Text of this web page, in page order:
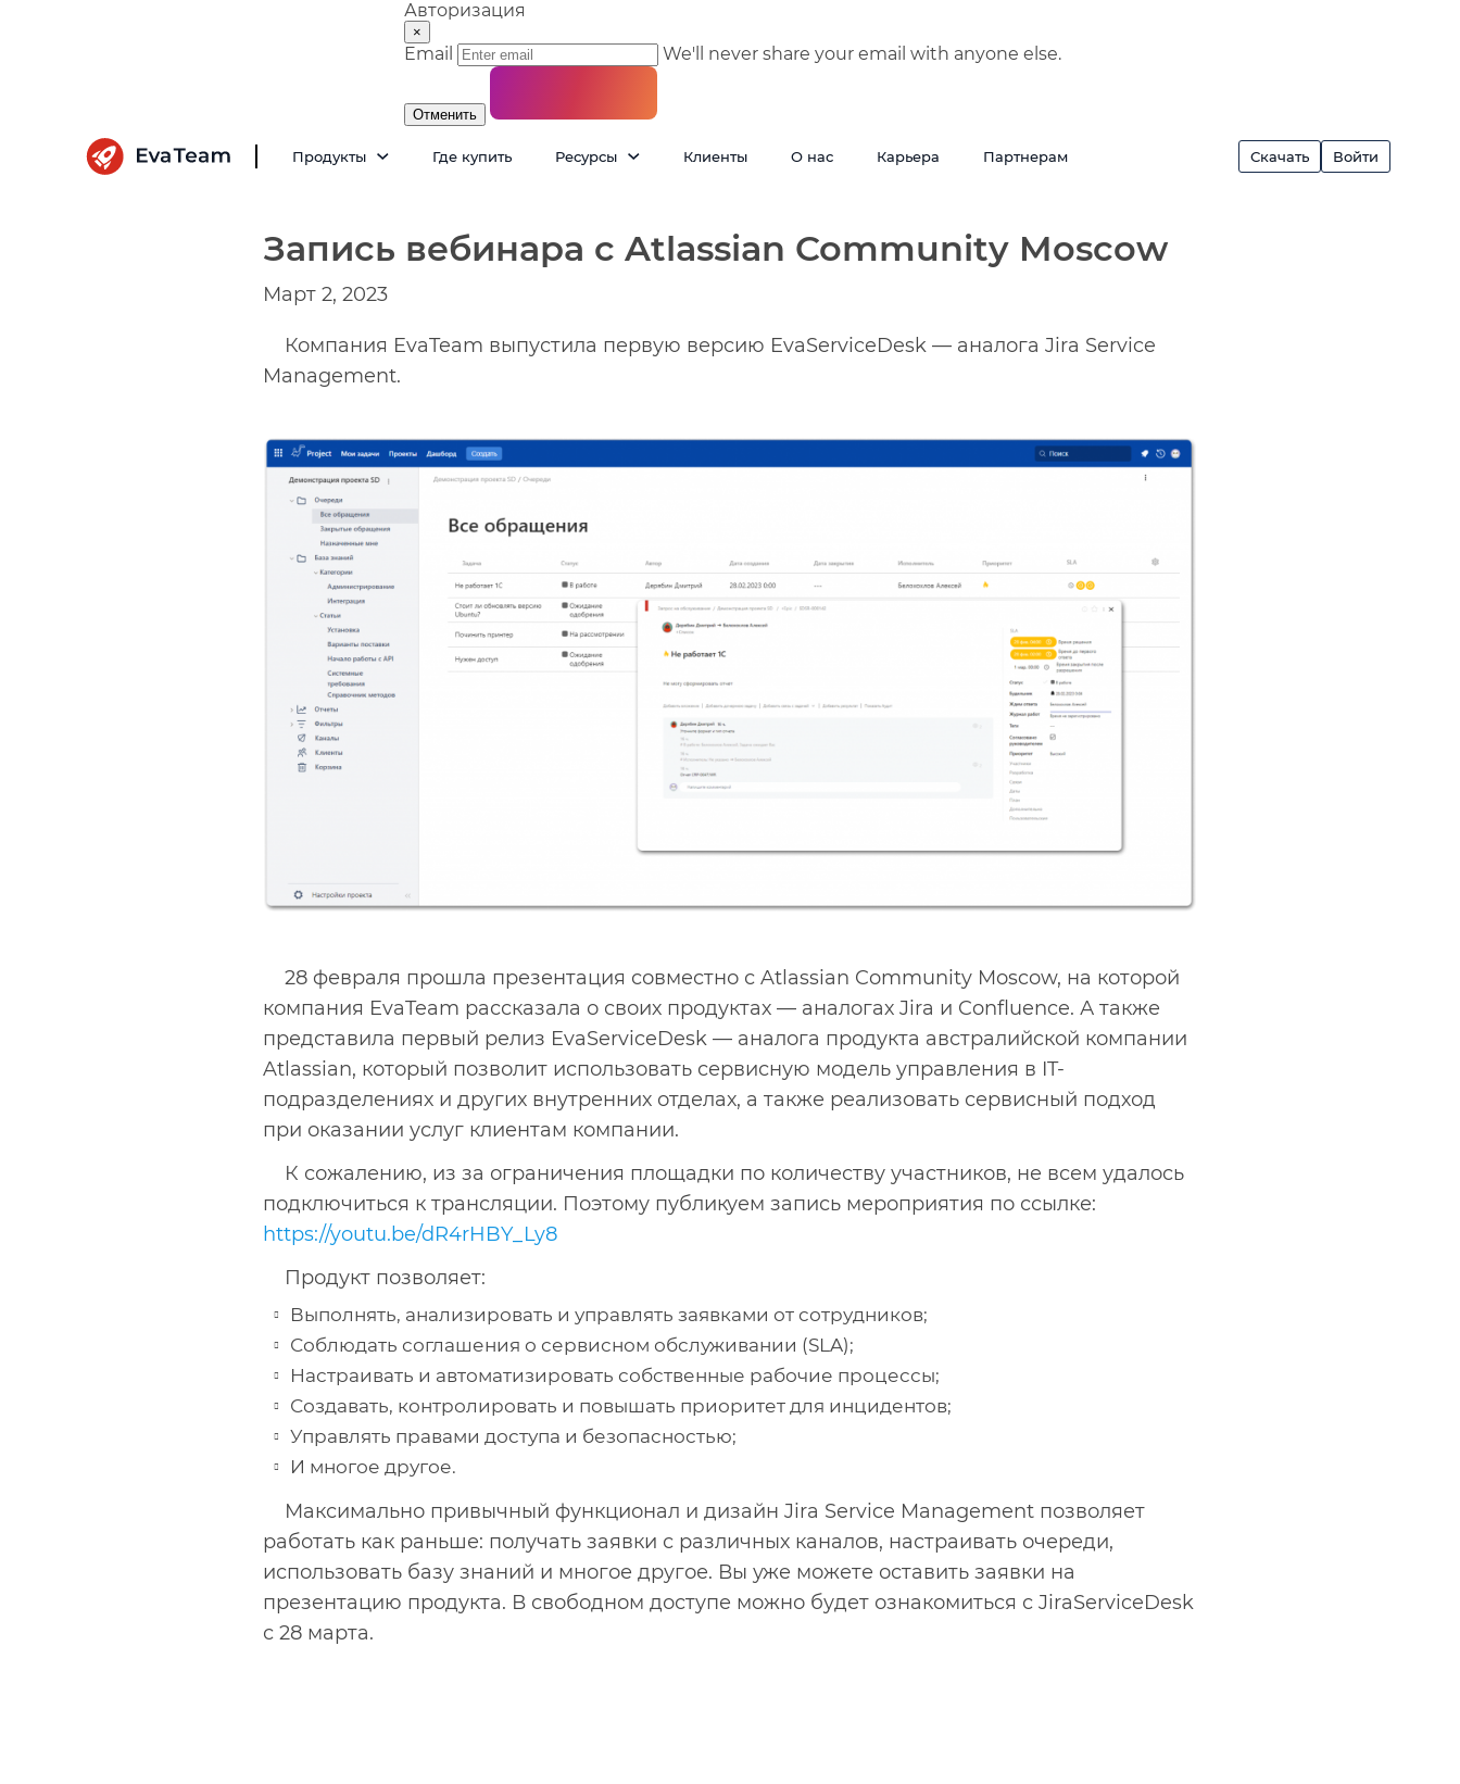
Авторизация
×
Email We'll never share your email with anyone else.
Отменить
Продукты Где купить Ресурсы Клиенты О нас Карьера Партнерам Скачать Войти
Запись вебинара с Atlassian Community Moscow
Март 2, 2023
Компания EvaTeam выпустила первую версию EvaServiceDesk — аналога Jira Service
Management.
28 февраля прошла презентация совместно с Atlassian Community Moscow, на которой
компания EvaTeam рассказала о своих продуктах — аналогах Jira и Confluence. А также
представила первый релиз EvaServiceDesk — аналога продукта австралийской компании
Atlassian, который позволит использовать сервисную модель управления в IT-
подразделениях и других внутренних отделах, а также реализовать сервисный подход
при оказании услуг клиентам компании.
К сожалению, из за ограничения площадки по количеству участников, не всем удалось
подключиться к трансляции. Поэтому публикуем запись мероприятия по ссылке:
https://youtu.be/dR4rHBY_Ly8
Продукт позволяет:
Выполнять, анализировать и управлять заявками от сотрудников;
Соблюдать соглашения о сервисном обслуживании (SLA);
Настраивать и автоматизировать собственные рабочие процессы;
Создавать, контролировать и повышать приоритет для инцидентов;
Управлять правами доступа и безопасностью;
И многое другое.
Максимально привычный функционал и дизайн Jira Service Management позволяет
работать как раньше: получать заявки с различных каналов, настраивать очереди,
использовать базу знаний и многое другое. Вы уже можете оставить заявки на
презентацию продукта. В свободном доступе можно будет ознакомиться с JiraServiceDesk
с 28 марта.